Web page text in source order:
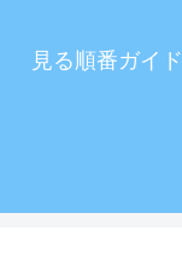
見る順番ガイド